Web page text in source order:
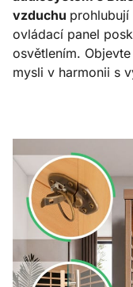
vzduchu
ovládací panel
osvětlením.
mysli v harmonii s